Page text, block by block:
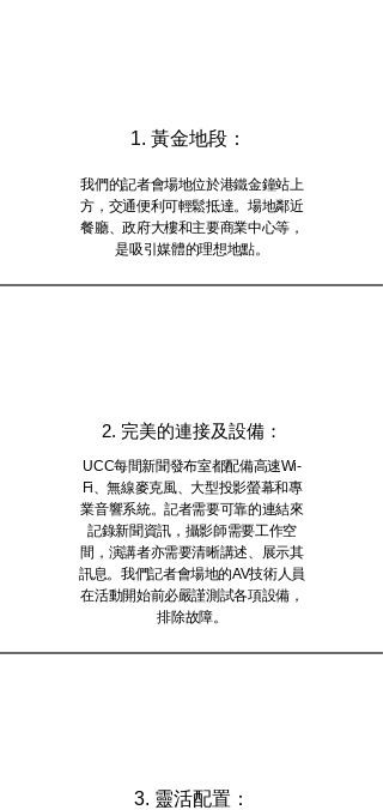
1. 黃金地段：
我們的記者會場地位於港鐵金鐘站上
方，交通便利可輕鬆抵達。場地鄰近
餐廳、政府大樓和主要商業中心等，
是吸引媒體的理想地點。
2. 完美的連接及設備：
UCC每間新聞發布室都配備高速Wi-
Fi、無線麥克風、大型投影螢幕和專
業音響系統。記者需要可靠的連結來
記錄新聞資訊，攝影師需要工作空
間，演講者亦需要清晰講述、展示其
訊息。我們記者會場地的AV技術人員
在活動開始前必嚴謹測試各項設備，
排除故障。
3. 靈活配置：